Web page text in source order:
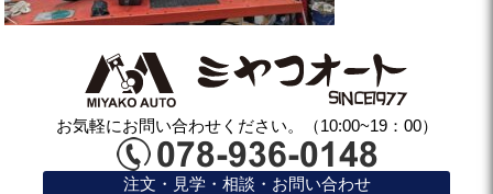
お気軽にお問い合わせください。（10:00~19：00）
注文・見学・相談・お問い合わせ